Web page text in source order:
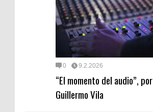
0 9.2.2026
“El momento del audio”, por
Guillermo Vila